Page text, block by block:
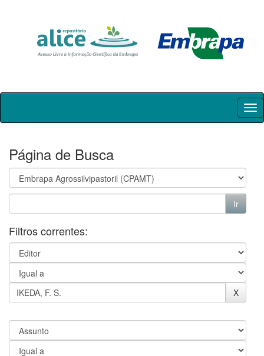
Skip
Página de Busca
Filtros correntes: